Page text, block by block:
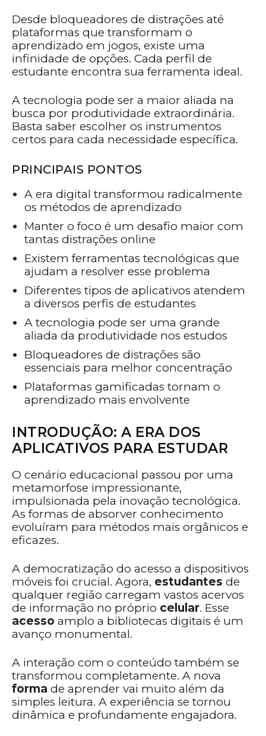
Desde bloqueadores de distrações até
plataformas que transformam o
aprendizado em jogos, existe uma
infinidade de opções. Cada perfil de
estudante encontra sua ferramenta ideal.
A tecnologia pode ser a maior aliada na
busca por produtividade extraordinária.
Basta saber escolher os instrumentos
certos para cada necessidade específica.
PRINCIPAIS PONTOS
A era digital transformou radicalmente
os métodos de aprendizado
Manter o foco é um desafio maior com
tantas distrações online
Existem ferramentas tecnológicas que
ajudam a resolver esse problema
Diferentes tipos de aplicativos atendem
a diversos perfis de estudantes
A tecnologia pode ser uma grande
aliada da produtividade nos estudos
Bloqueadores de distrações são
essenciais para melhor concentração
Plataformas gamificadas tornam o
aprendizado mais envolvente
INTRODUÇÃO: A ERA DOS
APLICATIVOS PARA ESTUDAR
O cenário educacional passou por uma
metamorfose impressionante,
impulsionada pela inovação tecnológica.
As formas de absorver conhecimento
evoluíram para métodos mais orgânicos e
eficazes.
A democratização do acesso a dispositivos
móveis foi crucial. Agora, estudantes de
qualquer região carregam vastos acervos
de informação no próprio celular. Esse
acesso amplo a bibliotecas digitais é um
avanço monumental.
A interação com o conteúdo também se
transformou completamente. A nova
forma de aprender vai muito além da
simples leitura. A experiência se tornou
dinâmica e profundamente engajadora.